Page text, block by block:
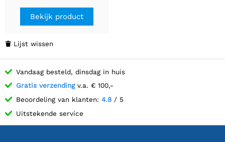
Bekijk product
 Lijst wissen
Vandaag besteld, dinsdag in huis
Gratis verzendingv.a. € 100,-
Beoordeling van klanten: 4.8 / 5
Uitstekende service